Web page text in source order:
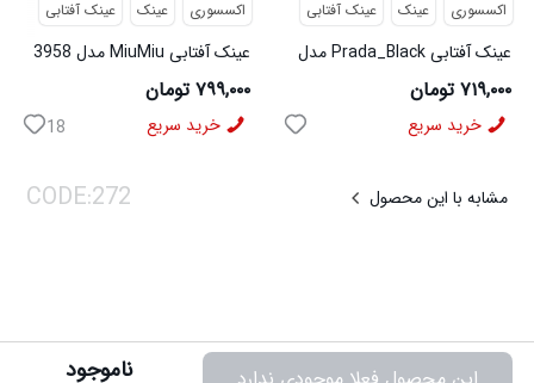
ناموجود
اکسسوری عینک عینک آفتابی
عینک آفتابی MiuMiu مدل 3958
۷۹۹,۰۰۰ تومان
خرید سریع 18
اکسسوری عینک عینک آفتابی
عینک آفتابی Prada_Black مدل
3957
۷۱۹,۰۰۰ تومان
خرید سریع
مشابه با این محصول